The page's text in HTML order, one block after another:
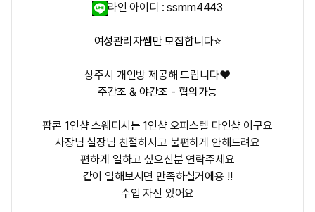
라인 아이디 : ssmm4443
여성관리자쌤만 모집합니다⭐️
상주시 개인방 제공해 드립니다❤️
주간조 & 야간조 - 협의가능
팝콘 1인샵 스웨디시는 1인샵 오피스텔 다인샵 이구요
사장님 실장님 친절하시고 불편하게 안해드려요
편하게 일하고 싶으신분 연락주세요
같이 일해보시면 만족하실거에용 !!
수입 자신 있어요